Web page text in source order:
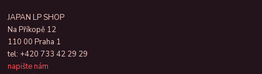
JAPAN LP SHOP
Na Příkopě 12
110 00 Praha 1
tel: +420 733 42 29 29
napište nám